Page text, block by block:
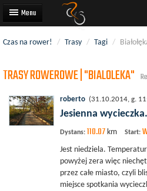
Trasy rowerowe
Wyścigi rowerowe
Użytkownicy
Czas na rower! / Trasy / Tagi /
TRASY ROWEROWE | "BIALOLEKA"
roberto (31.10.2014, g.
Jesienna wycieczka.
Dystans: 110.07 km Start:
Jest niedziela.
powyżej zera więc
przez całe miasto, czyli
miejsce spotkania